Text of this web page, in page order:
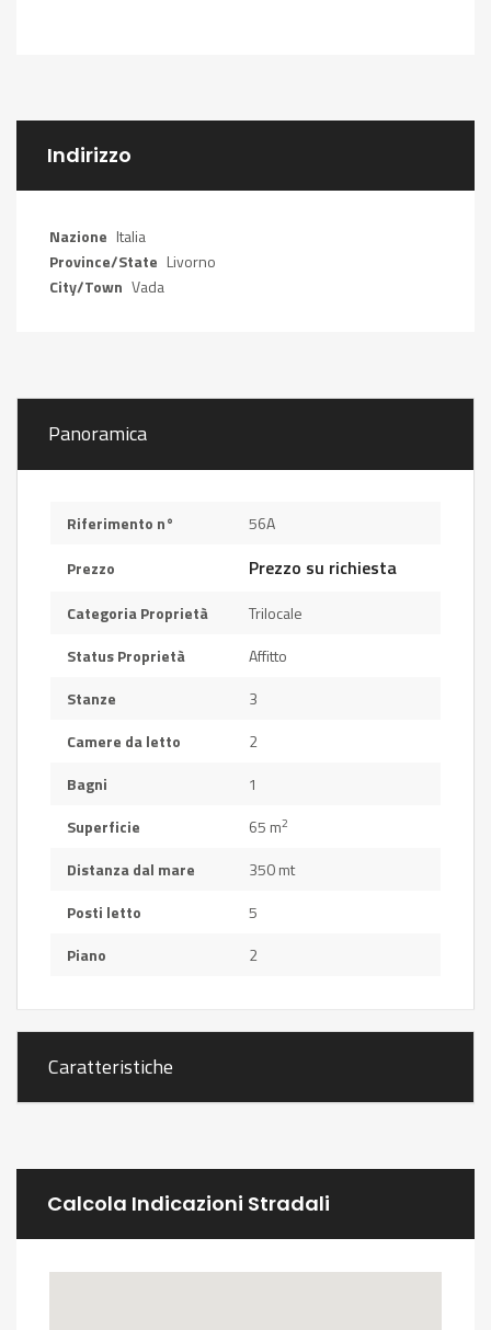
Indirizzo
Nazione Italia
Province/State Livorno
City/Town Vada
Panoramica
Riferimento n°
56A
Prezzo
Prezzo su richiesta
Categoria Proprietà
Trilocale
Status Proprietà
Affitto
Stanze
3
Camere da letto
2
Bagni
1
Superficie
65 m2
Distanza dal mare
350 mt
Posti letto
5
Piano
2
Caratteristiche
Calcola Indicazioni Stradali